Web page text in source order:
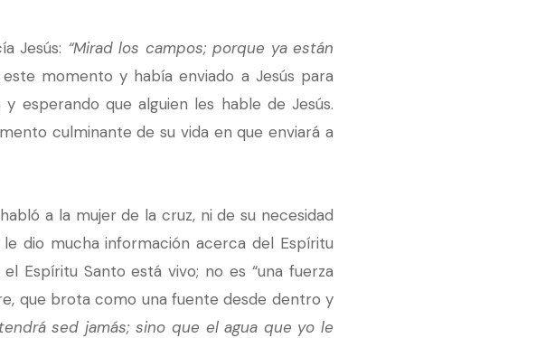
Jesús: “Mirad los campos; porque ya están
momento y había enviado a Jesús para
esperando que alguien les hable de Jesús.
culminante de su vida en que enviará a
a la mujer de la cruz, ni de su necesidad
dio mucha información acerca del Espíritu
Espíritu Santo está vivo; no es “una fuerza
que brota como una fuente desde dentro y
sed jamás; sino que el agua que yo le